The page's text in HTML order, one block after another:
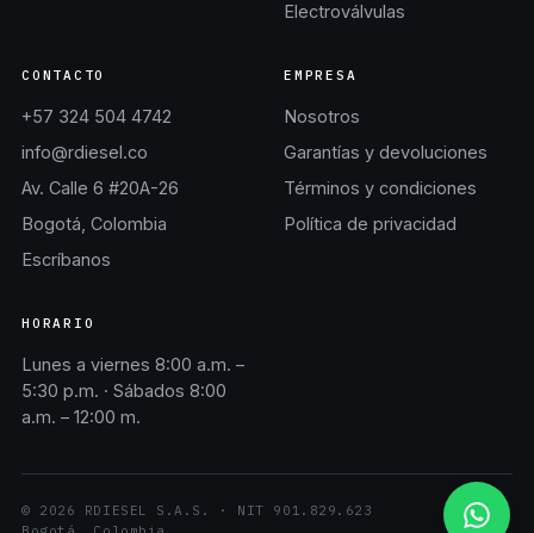
Electroválvulas
CONTACTO
+57 324 504 4742
info@rdiesel.co
Av. Calle 6 #20A-26
Bogotá, Colombia
Escríbanos
EMPRESA
Nosotros
Garantías y devoluciones
Términos y condiciones
Política de privacidad
HORARIO
Lunes a viernes 8:00 a.m. –
5:30 p.m. · Sábados 8:00
a.m. – 12:00 m.
© 2026 RDIESEL S.A.S. · NIT 901.829.623